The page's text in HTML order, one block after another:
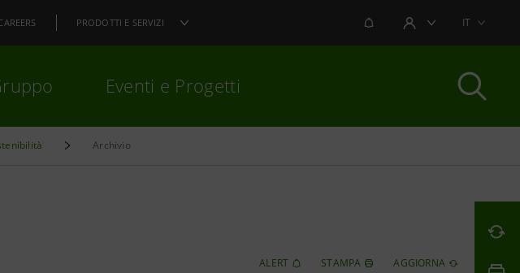
PRODOTTI E SERVIZI NOTIFICHEAREA UTENTEIT
Eventi e Progetti
Archivio
ALERT STAMPA AGGIORNA